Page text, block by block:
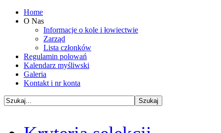
Home
O Nas
Informacje o kole i łowiectwie
Zarząd
Lista członków
Regulamin polowań
Kalendarz myśliwski
Galeria
Kontakt i nr konta